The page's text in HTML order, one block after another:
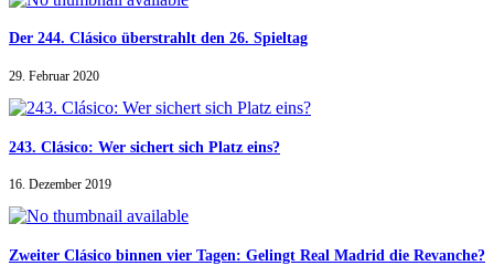
Der 244. Clásico überstrahlt den 26. Spieltag
29. Februar 2020
243. Clásico: Wer sichert sich Platz eins?
16. Dezember 2019
Zweiter Clásico binnen vier Tagen: Gelingt Real Madrid die Revanche?